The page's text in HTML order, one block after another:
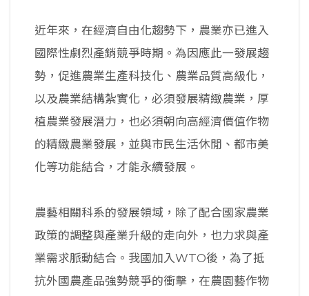
近年來，在經濟自由化趨勢下，農業亦已進入
國際性劇烈產銷競爭時期。為因應此一發展趨
勢，促進農業生產科技化、農業品質高級化，
以及農業結構紮實化，必須發展精緻農業，厚
植農業發展潛力，也必須朝向高經濟價值作物
的精緻農業發展，並與市民生活休閒、都市美
化等功能結合，才能永續發展。
農藝相關科系的發展領域，除了配合國家農業
政策的調整與產業升級的走向外，也力求與產
業需求脈動結合。我國加入WTO後，為了抵
抗外國農產品強勢競爭的衝擊，在農園藝作物